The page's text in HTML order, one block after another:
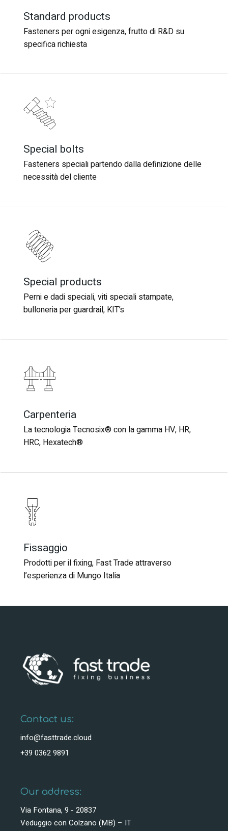
Standard products
Fasteners per ogni esigenza, frutto di R&D su
specifica richiesta
Standard products
Fasteners per ogni esigenza, frutto di R&D su
specifica richiesta
Special bolts
Fasteners speciali partendo dalla definizione delle
necessità del cliente
Special bolts
Fasteners speciali partendo dalla definizione delle
necessità del cliente
Special products
Perni e dadi speciali, viti speciali stampate,
bulloneria per guardrail, KIT’s
Special products
Perni e dadi speciali, viti speciali stampate,
bulloneria per guardrail, KIT’s
Carpenteria
La tecnologia Tecnosix® con la gamma HV, HR,
HRC, Hexatech®
Carpenteria
La tecnologia Tecnosix® con la gamma HV, HR,
HRC, Hexatech®
Fissaggio
Prodotti per il fixing, Fast Trade attraverso
l’esperienza di Mungo Italia
Fissaggio
Prodotti per il fixing, Fast Trade attraverso
l’esperienza di Mungo Italia
Contact us:
info@fasttrade.cloud
+39 0362 9891
Our address:
Via Fontana, 9 - 20837
Veduggio con Colzano (MB) – IT